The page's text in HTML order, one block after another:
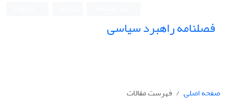
فصلنامه راهبرد سیاسی
صفحه اصلی
فهرست مقالات